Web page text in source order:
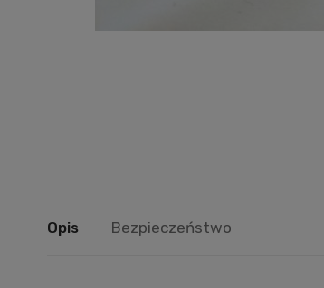
Opis Bezpieczeństwo